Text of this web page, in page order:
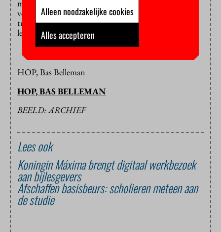
moet je eigen visie op zo’n tekst natuurlijk kunnen
verdedigen, maar dat kan niet,nooit
tussen A, B, C en D. Dat kan alleen maar door de
leerlingen beargumenteerde keuzes te laten maken.”
HOP, Bas Belleman
HOP, BAS BELLEMAN
BEELD: ARCHIEF
Lees ook
Koningin Máxima brengt digitaal werkbezoek
aan bijlesgevers
Afschaffen basisbeurs: scholieren meteen aan
de studie
Alleen noodzakelijke cookies
Alles accepteren